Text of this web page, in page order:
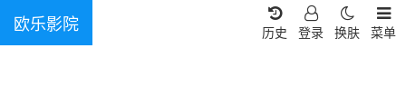
欧乐影院 菜单
换肤
登录
历史